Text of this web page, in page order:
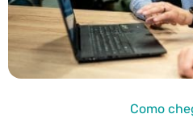
Como